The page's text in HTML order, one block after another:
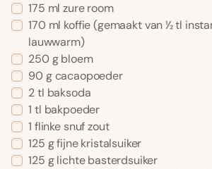
175 ml zure room
170 ml koffie(gemaakt van 1⁄2 tl
lauwwarm)
250 g bloem
90 g cacaopoeder
2tl baksoda
1 tl bakpoeder
1 flinke snuf zout
125 gfijne kristalsuiker
125 g lichte basterdsuiker